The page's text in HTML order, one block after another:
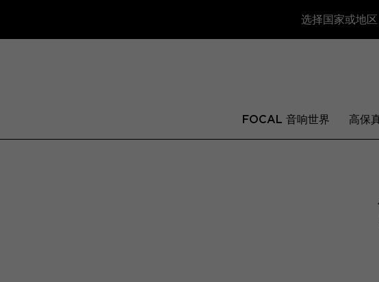
选择国家或地
FOCAL 音响世界 高保